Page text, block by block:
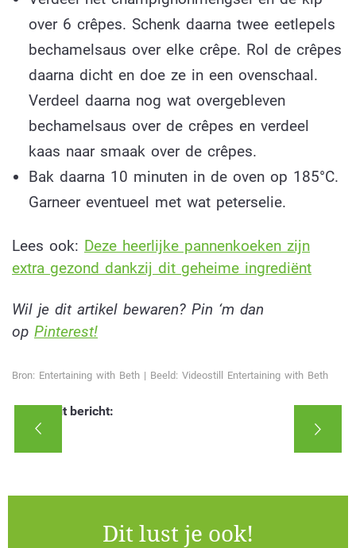
over 6 crêpes. Schenk daarna twee eetlepels
bechamelsaus over elke crêpe. Rol de crêpes
daarna dicht en doe ze in een ovenschaal.
Verdeel daarna nog wat overgebleven
bechamelsaus over de crêpes en verdeel
kaas naar smaak over de crêpes.
Bak daarna 10 minuten in de oven op 185°C.
Garneer eventueel met wat peterselie.
Lees ook: Deze heerlijke pannenkoeken zijn
extra gezond dankzij dit geheime ingrediënt
Wil je dit artikel bewaren? Pin ‘m dan
op Pinterest!
Bron: Entertaining with Beth | Beeld: Videostill Entertaining with Beth
Deel dit bericht:
Dit lust je ook!